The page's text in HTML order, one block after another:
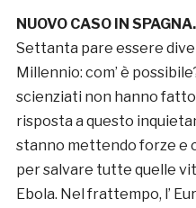
NUOVO CASO IN SPAGNA.
Settanta pare essere
Millennio: com’ è
scienziati non hanno
risposta a questo
stanno mettendo forze e
per salvare tutte quelle
Ebola. Nel frattempo, l’